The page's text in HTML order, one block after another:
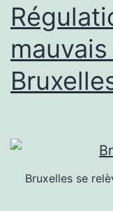
Bruxelles se